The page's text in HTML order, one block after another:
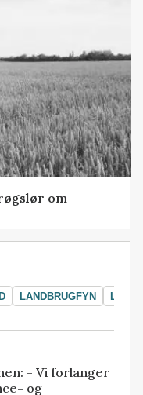
om
LANDBRUGFYN
- Vi forlanger
og